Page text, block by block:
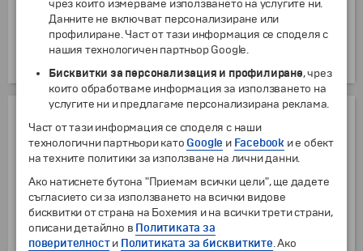
ОТСТЪПКИ
Транспорт с туристически автобус
Пешеходна разходка в Охрид с местен екскурзовод
Посещение на Битоля
чрез които измерваме използването на услугите ни.
Данните не включват персонализиране или
профилиране. Част от тази информация се споделя с
нашия технологичен партньор Google.
Бисквитки за персонализация и профилиране, чрез
които обработваме информация за използването на
услугите ни и предлагаме персонализирана реклама.
Част от тази информация се споделя с наши
технологични партньори като Google и Facebook и е обект
на техните политики за използване на лични данни.
Ако натиснете бутона "Приемам всички цели", ще дадете
съгласието си за използването на всички видове
бисквитки от страна на Бохемия и на всички трети страни,
описани детайлно в Политиката за
поверителности Политиката за бисквитките. Ако